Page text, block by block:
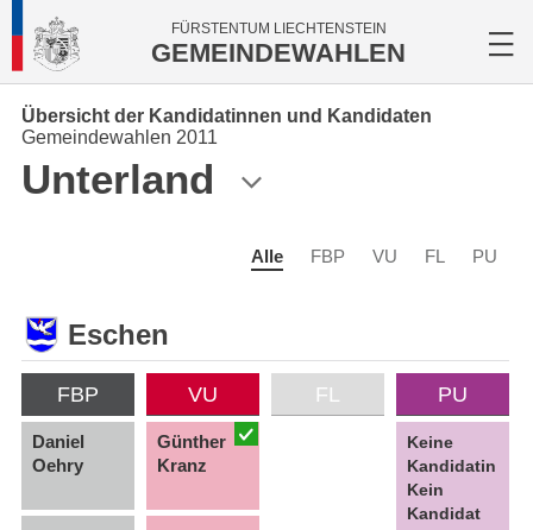
FÜRSTENTUM LIECHTENSTEIN
GEMEINDEWAHLEN
Übersicht der Kandidatinnen und Kandidaten
Gemeindewahlen 2011
Unterland
Alle FBP VU FL PU
Eschen
FBP
Daniel
Oehry
VU
Günther
Kranz
FL PU
Keine
Kandidatin
Kein
Kandidat